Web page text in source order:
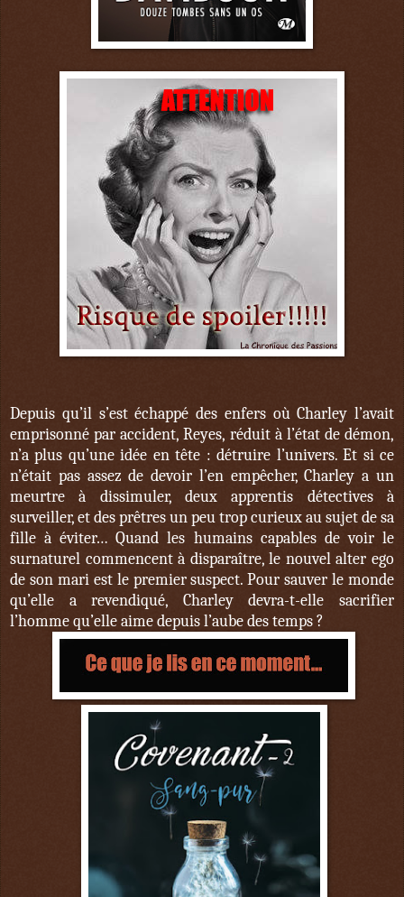
Depuis qu’il s’est échappé des enfers où Charley l’avait
emprisonné par accident, Reyes, réduit à l’état de démon,
n’a plus qu’une idée en tête : détruire l’univers. Et si ce
n’était pas assez de devoir l’en empêcher, Charley a un
meurtre à dissimuler, deux apprentis détectives à
surveiller, et des prêtres un peu trop curieux au sujet de sa
fille à éviter… Quand les humains capables de voir le
surnaturel commencent à disparaître, le nouvel alter ego
de son mari est le premier suspect. Pour sauver le monde
qu’elle a revendiqué, Charley devra-t-elle sacrifier
l’homme qu’elle aime depuis l’aube des temps ?